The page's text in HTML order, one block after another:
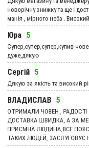
новорічну знижку та ще і
манія , мірного неба .
Юра 5
Супер,супер,супер,купив
дуже,дякую
Сергій 5
Дякую за якість та високий
ВЛАДИСЛАВ 5
ОТРИМАЛИ ЧОВЕН ,
ДОСТАВКА ШВИДКА, А ЗА
ПРИЄМНА ЛЮДИНА,ВСЕ
ТАКИХ ЛЮДЕЙ, ЗАСЛУГОВУЄ